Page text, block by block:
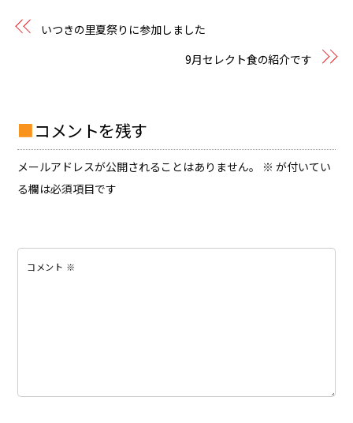
いつきの里夏祭りに参加しました
9月セレクト食の紹介です
コメントを残す
メールアドレスが公開されることはありません。 ※ が付いてい
る欄は必須項目です
コメント ※